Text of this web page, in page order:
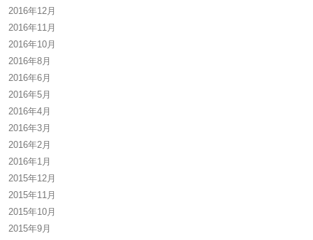
2016年12月
2016年11月
2016年10月
2016年8月
2016年6月
2016年5月
2016年4月
2016年3月
2016年2月
2016年1月
2015年12月
2015年11月
2015年10月
2015年9月